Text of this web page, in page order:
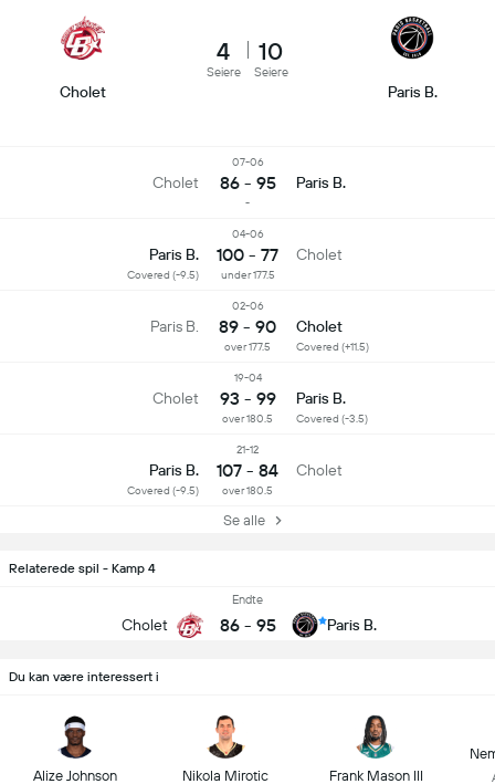
Relaterede spil - Kamp 4
Cholet
Endte
86 - 95 Paris B.
Cholet
4
Seiere
10
Seiere
Paris B.
Cholet
07-06
86 - 95 Paris B.
-
Paris B.
Covered (-9.5)
04-06
100 - 77 Cholet
under 177.5
Paris B.
02-06
89 - 90 Cholet
Covered (+11.5)
over 177.5
Cholet
19-04
93 - 99 Paris B.
Covered (-3.5)
over 180.5
Paris B.
Covered (-9.5)
21-12
107 - 84 Cholet
over 180.5
Se alle
Du kan være interessert i
Alize Johnson Nikola Mirotic Frank Mason III